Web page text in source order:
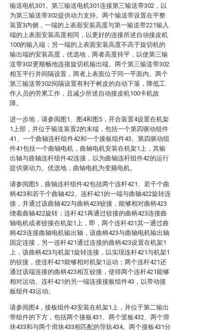
输送电机301。第三输送电机301连接第三输送带302，以
为第三输送带302提供动力支持。两个输送带设置在平整
装置3内侧，一端的上表面安装高度与第一输送带221输入
端的上表面安装高度相同，以更好的连接所述自动接皮机
100的输入端；另一端的上表面安装高度不高于旋切机的
输出端的安装高度，优选地，两者高度持平，以使第三输
送带302更顺畅地连接旋切机输出端。两个第三输送带302
相互平行并间隔设置，两者上表面位于同一平面内。两个
第三输送带302间隔设置有利于树皮的自动下落，降低工
作人员的劳累工作，且减少所述自动接皮机100卡机故
障。
进一步地，请参阅图1、图4和图5，开合装置4设置在机架
1上部，并位于输送装置2的末端，包括一个第四驱动组件
41、一个曲轴连杆组件42和一个接板组件43。第四驱动组
件41包括一个曲轴电机，曲轴电机安装在机架1上，其输
出轴与曲轴连杆组件42连接，以为曲轴连杆组件42的运行
提供驱动力。优选地，曲轴电机为变频电机。
请参阅图5，曲轴连杆组件42包括两个连杆421、若干个曲
柄423和若干个曲轴422。连杆421的一端与曲轴422旋转连
接，并通过该曲轴422与曲柄423铰接，能够相对曲柄423
绕着曲轴422旋转；连杆421再通过铰接的曲柄423连接曲
轴电机或者铰接在机架1上，即，两个连杆421其一通过曲
柄423连接曲轴电机输出轴，该曲柄423与曲轴电机输出轴
固定连接，另一连杆421通过连接的曲柄423设置在机架1
上，该曲柄423与机架1旋转连接，以实现连杆421与机架1
的铰接，使连杆421能够相对机架1运动；两个连杆421还
通过该端连接的曲柄423相互铰接，使得两个连杆421能够
相对运动。连杆421的另一端连接接板组件43，以带动接
板组件43运动。
请参阅图4，接板组件43安装在机架1上，并位于第二输出
带组件的下方，包括两个接板431、两个竖板432、两个滑
块433和与两个滑块433相匹配的导轨434。两个接板431分